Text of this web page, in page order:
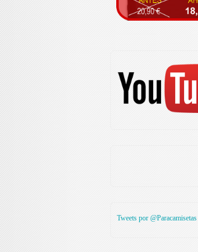
Tweets por @Paracamisetas